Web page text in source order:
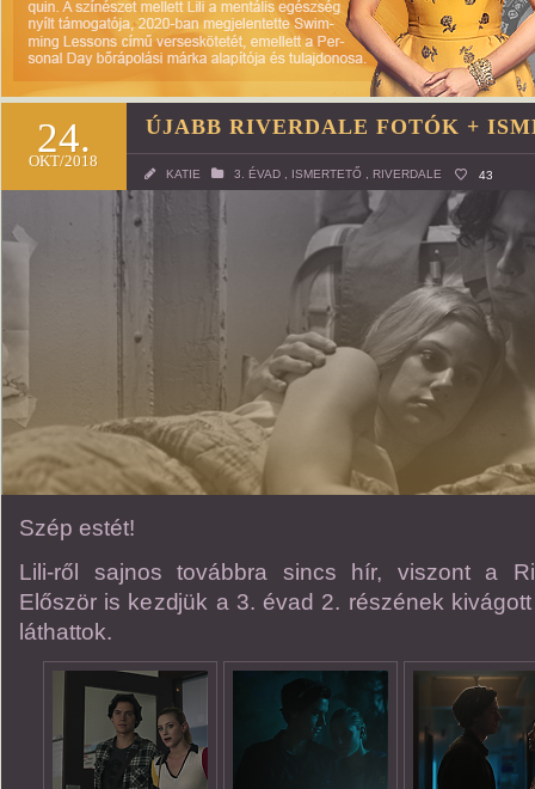
24.
OKT/2018
ÚJABB RIVERDALE FOTÓK +
KATIE 3. ÉVAD ISMERTETŐ RIVERDALE 43
Szép estét!
Lili-ről sajnos továbbra sincs hír, viszont a
Először is kezdjük a 3. évad 2. részének
láthattok.